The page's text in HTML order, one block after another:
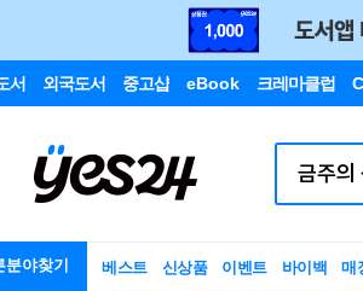
서 외국도서 중고샵 eBook 크레마클럽
분야찾기 베스트 신상품 이벤트 바이백 매